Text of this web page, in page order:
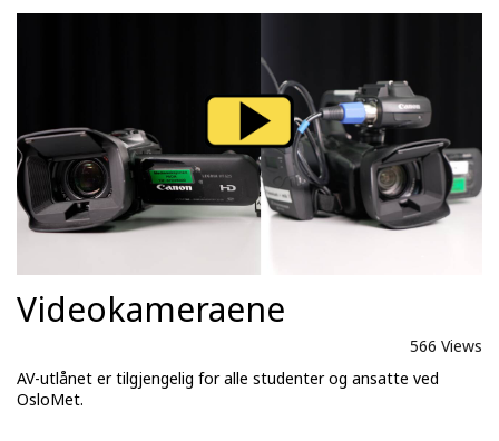
Videokameraene
566 Views
AV-utlånet er tilgjengelig for alle studenter og ansatte ved
OsloMet.